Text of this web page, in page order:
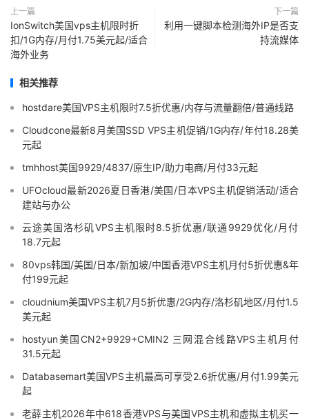
上一篇
IonSwitch美国vps主机限时折
扣/1G内存/月付1.75美元起/适合
海外业务
下一篇
利用一键脚本检测海外IP是否支
持流媒体
相关推荐
hostdare美国VPS主机限时7.5折优惠/内存与流量翻倍/普通线路
Cloudcone最新8月美国SSD VPS主机促销/1G内存/年付18.28美
元起
tmhhost美国9929/4837/原生IP/助力电商/月付33元起
UFOcloud最新2026夏日香港/美国/日本VPS主机促销活动/适合
建站与办公
云途美国洛杉矶VPS主机限时8.5折优惠/联通9929优化/月付
18.7元起
80vps韩国/美国/日本/新加坡/中国香港VPS主机月付5折优惠&年
付199元起
cloudnium美国VPS主机7月5折优惠/2G内存/洛杉矶地区/月付1.5
美元起
hostyun美国CN2+9929+CMIN2 三网混合线路VPS主机月付
31.5元起
Databasemart美国VPS主机最高可享受2.6折优惠/月付1.99美元
起
老薛主机2026年中618香港VPS与美国VPS主机和虚拟主机买一